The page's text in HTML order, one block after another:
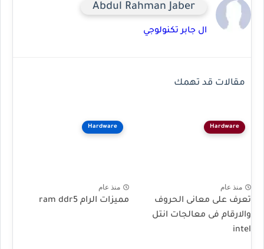
Abdul Rahman Jaber
ال جابر تكنولوجي
مقالات قد تهمك
Hardware
منذ عام
تعرف على معانى الحروف
والارقام فى معالجات انتل
intel
Hardware
منذ عام
مميزات الرام ram ddr5